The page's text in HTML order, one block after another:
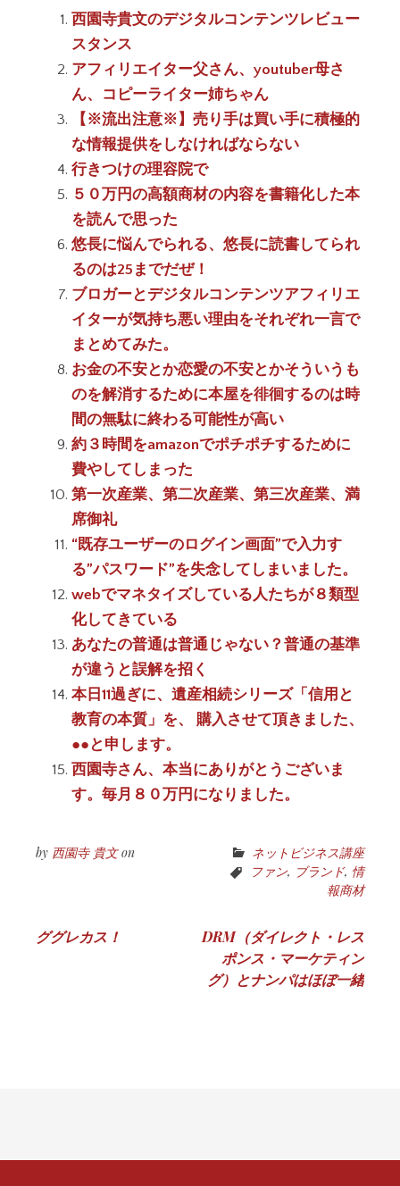
西園寺貴文のデジタルコンテンツレビュー
スタンス
アフィリエイター父さん、youtuber母さ
ん、コピーライター姉ちゃん
【※流出注意※】売り手は買い手に積極的
な情報提供をしなければならない
行きつけの理容院で
５０万円の高額商材の内容を書籍化した本
を読んで思った
悠長に悩んでられる、悠長に読書してられ
るのは25までだぜ！
ブロガーとデジタルコンテンツアフィリエ
イターが気持ち悪い理由をそれぞれ一言で
まとめてみた。
お金の不安とか恋愛の不安とかそういうも
のを解消するために本屋を徘徊するのは時
間の無駄に終わる可能性が高い
約３時間をamazonでポチポチするために
費やしてしまった
第一次産業、第二次産業、第三次産業、満
席御礼
“既存ユーザーのログイン画面”で入力す
る”パスワード”を失念してしまいました。
webでマネタイズしている人たちが８類型
化してきている
あなたの普通は普通じゃない？普通の基準
が違うと誤解を招く
本日11過ぎに、遺産相続シリーズ「信用と
教育の本質」を、 購入させて頂きました、
●●と申します。
西園寺さん、本当にありがとうございま
す。毎月８０万円になりました。
by 西園寺 貴文on
ネットビジネス講座
ファン, ブランド, 情
報商材
投
ョ
ググレカス！
DRM（ダイレクト・レス
ポンス・マーケティン
グ）とナンパはほぼ一緒